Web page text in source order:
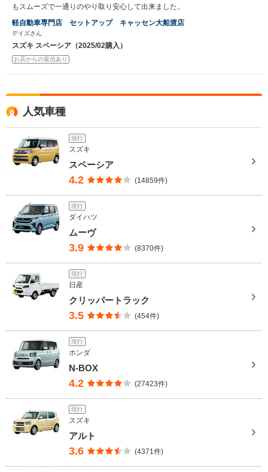
もスムーズで一通りのやり取り安心して出来ました。
軽自動車専門店 セットアップ キャッセン大船渡店
デイズさん
スズキ スペーシア（2025/02購入）
お店からの返信あり
人気車種
現行
スズキ
スペーシア
4.2 (14859件)
現行
ダイハツ
ムーヴ
3.9 (8370件)
現行
日産
クリッパートラック
3.5 (454件)
現行
ホンダ
N-BOX
4.2 (27423件)
現行
スズキ
アルト
3.6 (4371件)